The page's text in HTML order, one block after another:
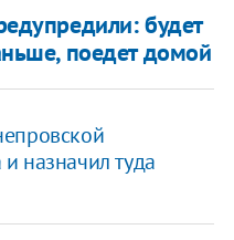
будет
поедет домой
назначил туда